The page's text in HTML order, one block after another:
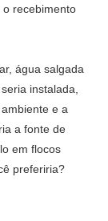
recebimento
água salgada
instalada,
e a
a fonte de
em flocos
preferiria?